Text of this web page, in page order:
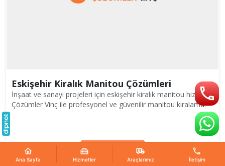
Eskişehir Kiralık Manitou Çözümleri
İnşaat ve sanayi projeleri için eskişehir kiralık manitou hizmeti.
Çözümler Vinç ile profesyonel ve güvenilir manitou kiralama.
Ana Sayfa Hizmetler Araçlarımız İletişim